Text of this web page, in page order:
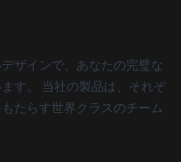
ザインで、あなたの完璧な
す。 当社の製品は、それぞ
たらす世界クラスのチーム